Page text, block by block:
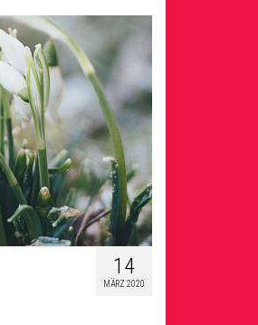
14
MÄRZ 2020